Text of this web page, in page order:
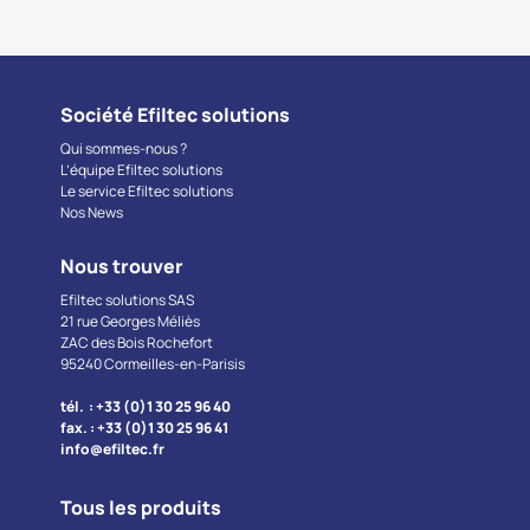
Société Efiltec solutions
Qui sommes-nous ?
L’équipe Efiltec solutions
Le service Efiltec solutions
Nos News
Nous trouver
Efiltec solutions SAS
21 rue Georges Méliès
ZAC des Bois Rochefort
95240 Cormeilles-en-Parisis
tél. : +33 (0)1 30 25 96 40
fax. : +33 (0)1 30 25 96 41
info@efiltec.fr
Tous les produits